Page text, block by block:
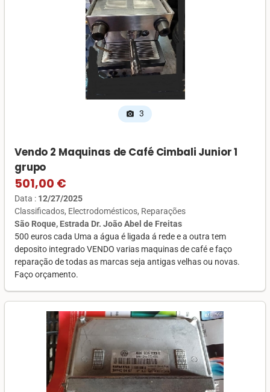
photo_camera 3
Vendo 2 Maquinas de Café Cimbali Junior 1
grupo
501,00 €
Data : 12/27/2025
Classificados Electrodomésticos Reparações
São Roque, Estrada Dr. João Abel de Freitas
500 euros cada Uma a água é ligada á rede e a outra tem
deposito integrado VENDO varias maquinas de café e faço
reparação de todas as marcas seja antigas velhas ou novas.
Faço orçamento.